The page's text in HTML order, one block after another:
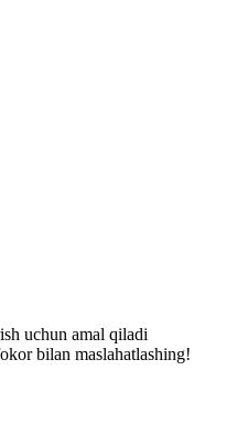
uchun amal qiladi
bilan maslahatlashing!